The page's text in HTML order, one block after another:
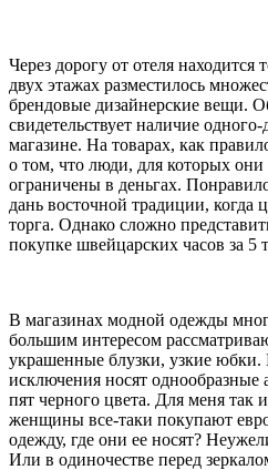
Через дорогу от отеля
двух этажах разместилось
брендовые дизайнерские вещи.
свидетельствует наличие
магазине. На товарах, как
о том, что люди, для которых они
ограничены в деньгах.
дань восточной традиции, когда
торга. Однако сложно
покупке швейцарских часов за 5
В магазинах модной одежды
большим интересом
украшенные блузки, узкие юбки.
исключения носят однообразные
пят черного цвета. Для меня так
женщины все-таки покупают
одежду, где они ее носят?
Или в одиночестве перед